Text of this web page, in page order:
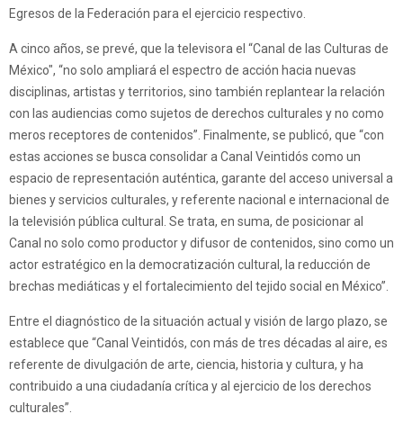
Egresos de la Federación para el ejercicio respectivo.
A cinco años, se prevé, que la televisora el “Canal de las Culturas de
México", “no solo ampliará el espectro de acción hacia nuevas
disciplinas, artistas y territorios, sino también replantear la relación
con las audiencias como sujetos de derechos culturales y no como
meros receptores de contenidos”. Finalmente, se publicó, que “con
estas acciones se busca consolidar a Canal Veintidós como un
espacio de representación auténtica, garante del acceso universal a
bienes y servicios culturales, y referente nacional e internacional de
la televisión pública cultural. Se trata, en suma, de posicionar al
Canal no solo como productor y difusor de contenidos, sino como un
actor estratégico en la democratización cultural, la reducción de
brechas mediáticas y el fortalecimiento del tejido social en México”.
Entre el diagnóstico de la situación actual y visión de largo plazo, se
establece que “Canal Veintidós, con más de tres décadas al aire, es
referente de divulgación de arte, ciencia, historia y cultura, y ha
contribuido a una ciudadanía crítica y al ejercicio de los derechos
culturales”.